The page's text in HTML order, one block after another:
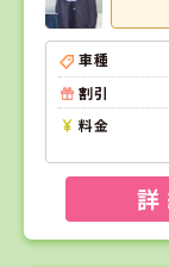
車種
割引
料金
詳